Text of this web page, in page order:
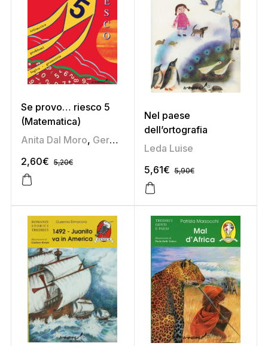
Se provo… riesco 5
(Matematica)
Anita Dal Moro, Germana Taboga
2,60€ 5,20€
Nel paese
dell’ortografia
Leda Luise
5,61€ 5,90€